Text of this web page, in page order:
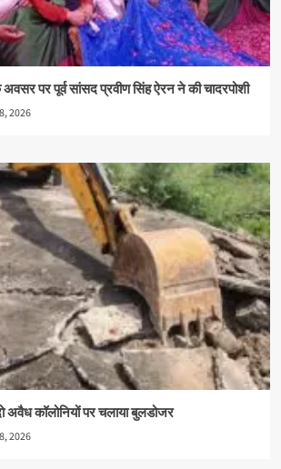
पर पूर्व सांसद प्रवीण सिंह ऐरन ने की चादरपोशी
2026
अवैध कॉलोनियों पर चलाया बुलडोजर
2026